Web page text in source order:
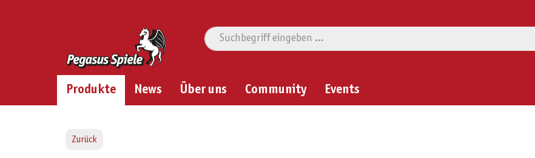
Produkte News Über uns Community Events
Zurück